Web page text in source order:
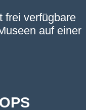
frei verfügbare
auf einer